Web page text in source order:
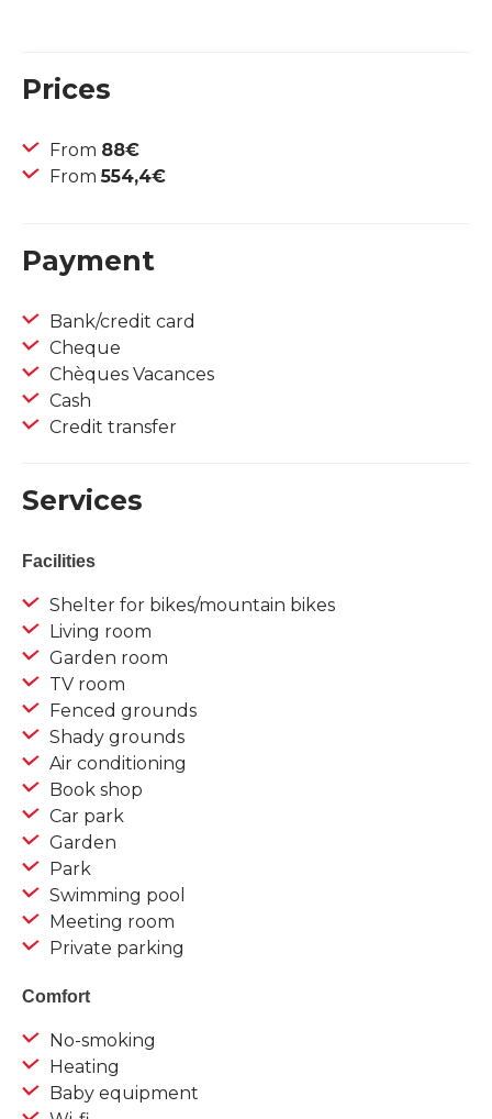
Prices
From 88€
From554,4€
Payment
Bank/credit card
Cheque
Chèques Vacances
Cash
Credit transfer
Services
Facilities
Shelter for bikes/mountain bikes
Living room
Garden room
TV room
Fenced grounds
Shady grounds
Air conditioning
Book shop
Car park
Garden
Park
Swimming pool
Meeting room
Private parking
Comfort
No-smoking
Heating
Baby equipment